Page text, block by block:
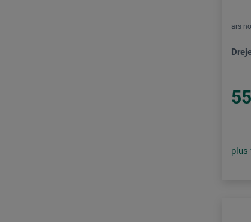
ars
plus